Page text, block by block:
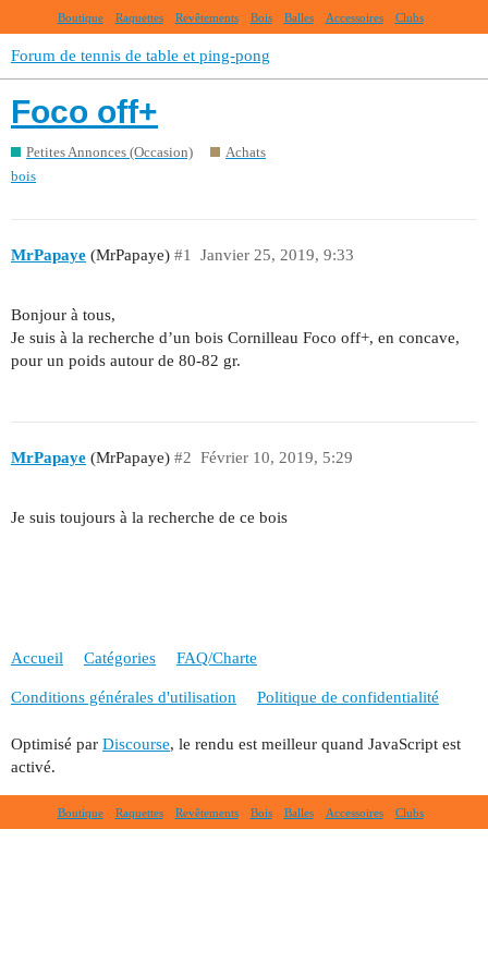
Boutique Raquettes Revêtements Bois Balles Accessoires Clubs
Forum de tennis de table et ping-pong
Foco off+
Petites Annonces (Occasion)
Achats
bois
MrPapaye (MrPapaye) Janvier 25, 2019, 9:33
#1
Bonjour à tous,
Je suis à la recherche d’un bois Cornilleau Foco off+, en concave,
pour un poids autour de 80-82 gr.
MrPapaye (MrPapaye) Février 10, 2019, 5:29
#2
Je suis toujours à la recherche de ce bois
Accueil Catégories FAQ/Charte
Conditions générales d'utilisation Politique de confidentialité
Optimisé par Discourse, le rendu est meilleur quand JavaScript est
activé.
Boutique Raquettes Revêtements Bois Balles Accessoires Clubs